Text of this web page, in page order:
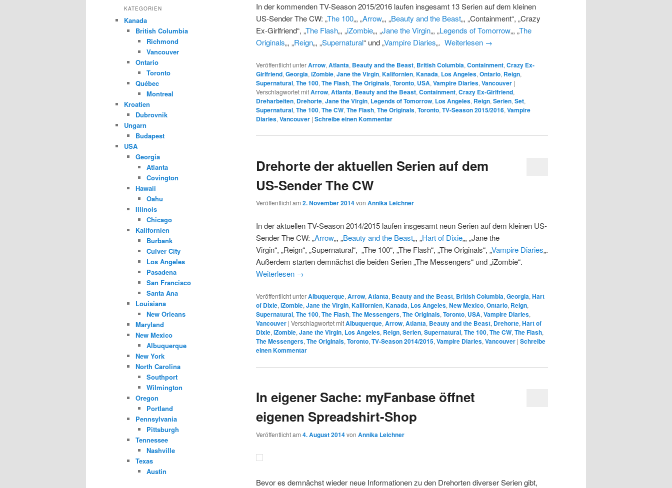
In der kommenden TV-Season 2015/2016 laufen insgesamt 13 Serien auf dem kleinen
US-Sender The CW: „The 100„, „Arrow„, „Beauty and the Beast„, „Containment“, „Crazy
Ex-Girlfriend“, „The Flash„, „iZombie„, „Jane the Virgin„, „Legends of Tomorrow„, „The
Originals„, „Reign„, „Supernatural“ und „Vampire Diaries„. Weiterlesen →
Veröffentlicht unterArrow, Atlanta, Beauty and the Beast, British Columbia, Containment, Crazy Ex-
Girlfriend, Georgia, iZombie, Jane the Virgin, Kalifornien, Kanada, Los Angeles, Ontario, Reign,
Supernatural, The 100, The Flash, The Originals, Toronto, USA, Vampire Diaries, Vancouver |
Verschlagwortet mitArrow, Atlanta, Beauty and the Beast, Containment, Crazy Ex-Girlfriend,
Dreharbeiten, Drehorte, Jane the Virgin, Legends of Tomorrow, Los Angeles, Reign, Serien, Set,
Supernatural, The 100, The CW, The Flash, The Originals, Toronto, TV-Season 2015/2016, Vampire
Diaries, Vancouver | Schreibe einen Kommentar
Drehorte der aktuellen Serien auf dem
US-Sender The CW
Veröffentlicht am 2. November 2014von Annika Leichner
In der aktuellen TV-Season 2014/2015 laufen insgesamt neun Serien auf dem kleinen US-
Sender The CW: „Arrow„, „Beauty and the Beast„, „Hart of Dixie„, „Jane the
Virgin“, „Reign“, „Supernatural“, „The 100“, „The Flash“, „The Originals“, „Vampire Diaries„.
Außerdem starten demnächst die beiden Serien „The Messengers“ und „iZombie“.
Weiterlesen →
Veröffentlicht unterAlbuquerque, Arrow, Atlanta, Beauty and the Beast, British Columbia, Georgia, Hart
of Dixie, iZombie, Jane the Virgin, Kalifornien, Kanada, Los Angeles, New Mexico, Ontario, Reign,
Supernatural, The 100, The Flash, The Messengers, The Originals, Toronto, USA, Vampire Diaries,
Vancouver | Verschlagwortet mitAlbuquerque, Arrow, Atlanta, Beauty and the Beast, Drehorte, Hart of
Dixie, iZombie, Jane the Virgin, Los Angeles, Reign, Serien, Supernatural, The 100, The CW, The Flash,
The Messengers, The Originals, Toronto, TV-Season 2014/2015, Vampire Diaries, Vancouver | Schreibe
einen Kommentar
In eigener Sache: myFanbase öffnet
eigenen Spreadshirt-Shop
Veröffentlicht am 4. August 2014von Annika Leichner
Bevor es demnächst wieder neue Informationen zu den Drehorten diverser Serien gibt,
KATEGORIEN
Kanada
British Columbia
Richmond
Vancouver
Ontario
Toronto
Québec
Montreal
Kroatien
Dubrovnik
Ungarn
Budapest
USA
Georgia
Atlanta
Covington
Hawaii
Oahu
Illinois
Chicago
Kalifornien
Burbank
Culver City
Los Angeles
Pasadena
San Francisco
Santa Ana
Louisiana
New Orleans
Maryland
New Mexico
Albuquerque
New York
North Carolina
Southport
Wilmington
Oregon
Portland
Pennsylvania
Pittsburgh
Tennessee
Nashville
Texas
Austin